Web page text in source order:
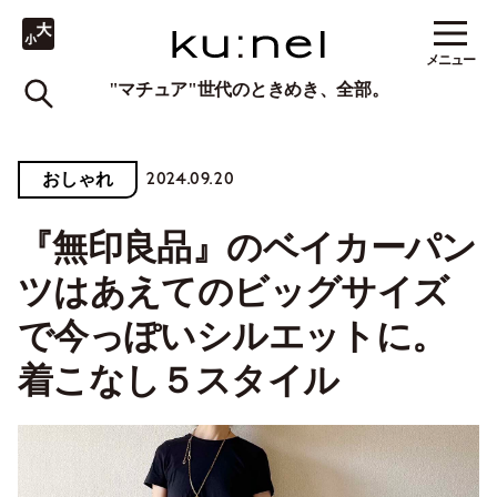
"マチュア"世代のときめき、全部。
メニュー
おしゃれ 2024.09.20
『無印良品』のベイカーパン
ツはあえてのビッグサイズ
で今っぽいシルエットに。
着こなし５スタイル